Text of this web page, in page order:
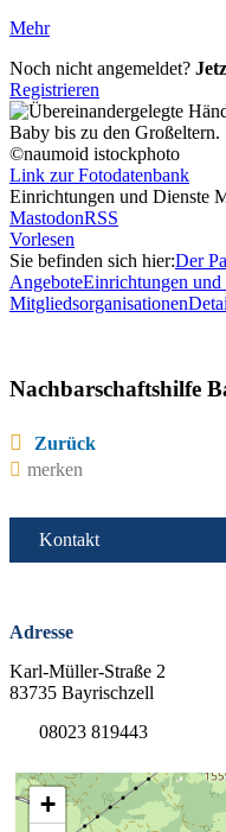
Mehr
Noch nicht angemeldet?
Registrieren
©naumoid istockphoto
Link zur Fotodatenbank
Einrichtungen und Dienste
MastodonRSS
Vorlesen
Sie befinden sich hier:Der
AngeboteEinrichtungen und
Mitgliedsorganisationen
Nachbarschaftshilfe
Zurück
merken
Kontakt
Adresse
Karl-Müller-Straße 2
83735 Bayrischzell
08023 819443
+